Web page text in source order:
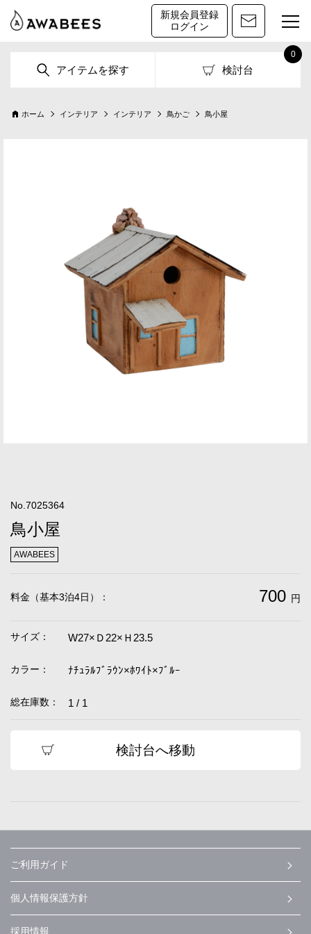
新規会員登録
ログイン
アイテムを探す 検討台
0
ホーム インテリア インテリア 鳥かご 鳥小屋
No.7025364
鳥小屋
AWABEES
料金（基本3泊4日）： 700 円
サイズ： W27×Ｄ22×Ｈ23.5
カラー： ﾅﾁｭﾗﾙﾌﾞﾗｳﾝ×ﾎﾜｲﾄ×ﾌﾞﾙｰ
総在庫数： 1 / 1
検討台へ移動
ご利用ガイド
個人情報保護方針
採用情報